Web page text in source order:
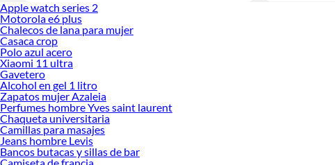
Apple watch series 2
Motorola e6 plus
Chalecos de lana para mujer
Casaca crop
Polo azul acero
Xiaomi 11 ultra
Gavetero
Alcohol en gel 1 litro
Zapatos mujer Azaleia
Perfumes hombre Yves saint laurent
Chaqueta universitaria
Camillas para masajes
Jeans hombre Levis
Bancos butacas y sillas de bar